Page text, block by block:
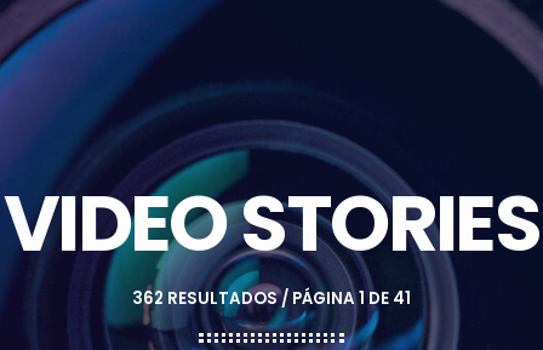
VIDEO STORIES
362 RESULTADOS / PÁGINA 1 DE 41